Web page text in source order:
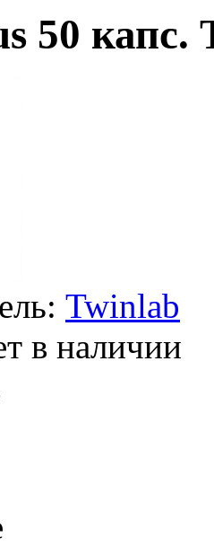
50 капс.
Twinlab
в наличии